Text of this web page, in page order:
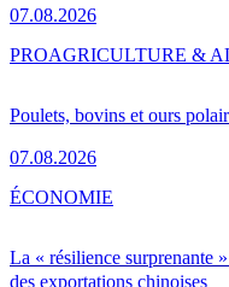
07.08.2026
Poulets, bovins et ours
07.08.2026
PROAGRICULTURE &
La « résilience surprenante
des exportations chinoises
ÉCONOMIE